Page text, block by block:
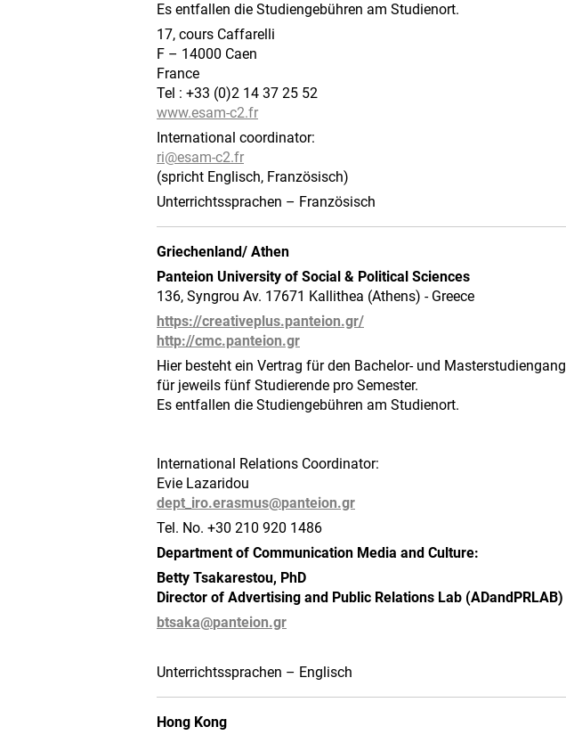
Es entfallen die Studiengebühren am Studienort.
17, cours Caffarelli
F – 14000 Caen
France
Tel : +33 (0)2 14 37 25 52
www.esam-c2.fr
International coordinator:
ri@esam-c2.fr
(spricht Englisch, Französisch)
Unterrichtssprachen – Französisch
Griechenland/ Athen
Panteion University of Social & Political Sciences
136, Syngrou Av. 17671 Kallithea (Athens) - Greece
https://creativeplus.panteion.gr/
http://cmc.panteion.gr
Hier besteht ein Vertrag für den Bachelor- und Masterstudiengang
für jeweils fünf Studierende pro Semester.
Es entfallen die Studiengebühren am Studienort.
International Relations Coordinator:
Evie Lazaridou
dept_iro.erasmus@panteion.gr
Tel. No. +30 210 920 1486
Department of Communication Media and Culture:
Betty Tsakarestou, PhD
Director of Advertising and Public Relations Lab (ADandPRLAB)
btsaka@panteion.gr
Unterrichtssprachen – Englisch
Hong Kong